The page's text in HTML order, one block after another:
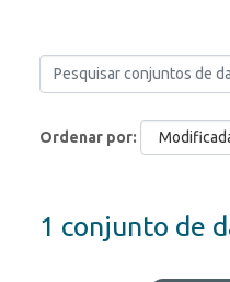
Ordenar por
1 conjunto de